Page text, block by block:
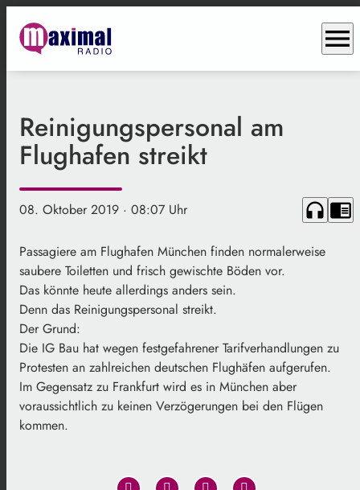
menu
Reinigungspersonal am
Flughafen streikt
08. Oktober 2019 · 08:07 Uhr headphones chrome_reader_mode
Passagiere am Flughafen München finden normalerweise
saubere Toiletten und frisch gewischte Böden vor.
Das könnte heute allerdings anders sein.
Denn das Reinigungspersonal streikt.
Der Grund:
Die IG Bau hat wegen festgefahrener Tarifverhandlungen zu
Protesten an zahlreichen deutschen Flughäfen aufgerufen.
Im Gegensatz zu Frankfurt wird es in München aber
voraussichtlich zu keinen Verzögerungen bei den Flügen
kommen.